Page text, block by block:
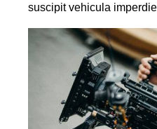
suscipit vehicula